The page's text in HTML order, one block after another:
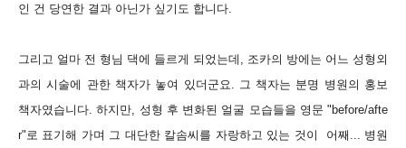
인 건 당연한 결과 아닌가 싶기도 합니다.
그리고 얼마 전 형님 댁에 들르게 되었는데, 조카의 방에는 어느 성형외
과의 시술에 관한 책자가 놓여 있더군요. 그 책자는 분명 병원의 홍보
책자였습니다. 하지만, 성형 후 변화된 얼굴 모습들을 영문 "before/afte
r"로 표기해 가며 그 대단한 칼솜씨를 자랑하고 있는 것이 어째... 병원